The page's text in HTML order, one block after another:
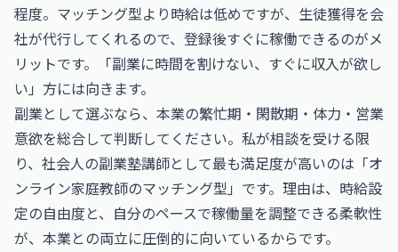
程度。マッチング型より時給は低めですが、生徒獲得を会
社が代行してくれるので、登録後すぐに稼働できるのがメ
リットです。「副業に時間を割けない、すぐに収入が欲し
い」方には向きます。
副業として選ぶなら、本業の繁忙期・閑散期・体力・営業
意欲を総合して判断してください。私が相談を受ける限
り、社会人の副業塾講師として最も満足度が高いのは「オ
ンライン家庭教師のマッチング型」です。理由は、時給設
定の自由度と、自分のペースで稼働量を調整できる柔軟性
が、本業との両立に圧倒的に向いているからです。